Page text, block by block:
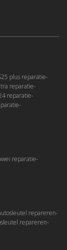
plus reparatie
reparatie
reparatie
reparatie
repareren
repareren